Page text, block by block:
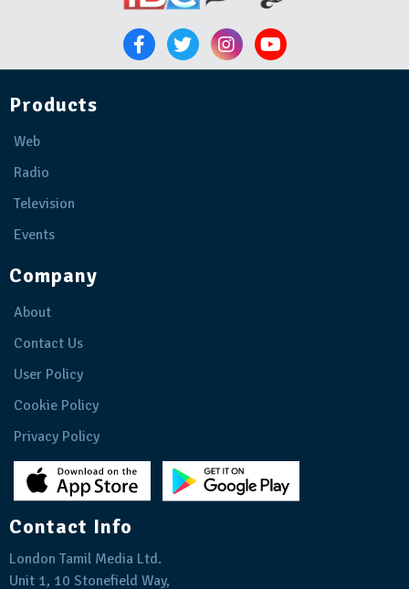
Products
Web
Radio
Television
Events
Company
About
Contact Us
User Policy
Cookie Policy
Privacy Policy
Contact Info
London Tamil Media Ltd.
Unit 1, 10 Stonefield Way,